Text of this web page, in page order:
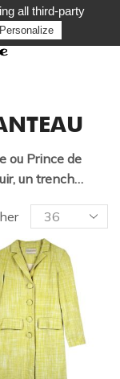
ou Prince de
un trench…
all third-party
Personalize